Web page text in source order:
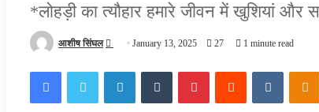
*लोहड़ी का त्यौहार हमारे जीवन में खुशियां और
आशीष सिंघल
Send
email
January 13, 2025 27 1 minute read
FacebookTwitter LinkedInTumblr PinterestReddit